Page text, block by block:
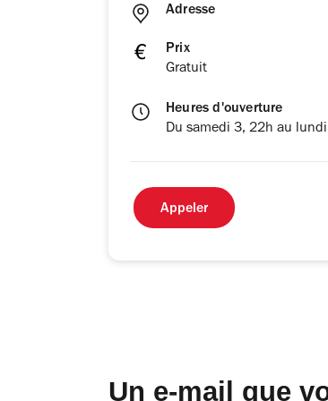
Adresse
Prix
Gratuit
Heures d'ouverture
Du samedi 3, 22h au
Appeler
Un e-mail que